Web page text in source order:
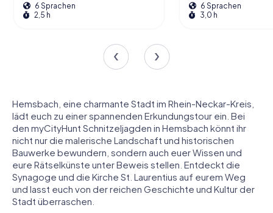
6 Sprachen
2,5 h
6 Sprachen
3,0 h
Hemsbach, eine charmante Stadt im Rhein-Neckar-Kreis,
lädt euch zu einer spannenden Erkundungstour ein. Bei
den myCityHunt Schnitzeljagden in Hemsbach könnt ihr
nicht nur die malerische Landschaft und historischen
Bauwerke bewundern, sondern auch euer Wissen und
eure Rätselkünste unter Beweis stellen. Entdeckt die
Synagoge und die Kirche St. Laurentius auf eurem Weg
und lasst euch von der reichen Geschichte und Kultur der
Stadt überraschen.